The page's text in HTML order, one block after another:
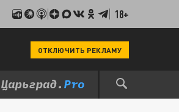
18+
ОТКЛЮЧИТЬ РЕКЛАМУ